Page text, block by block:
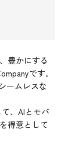
豊かにする
です。
ームレスな
、AIとモバ
得意として